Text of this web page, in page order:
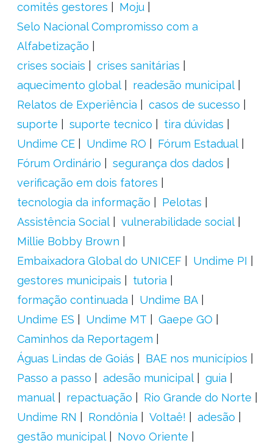
comitês gestores
Moju
Selo Nacional Compromisso com a
Alfabetização
crises sociais
crises sanitárias
aquecimento global
readesão municipal
Relatos de Experiência
casos de sucesso
suporte
suporte tecnico
tira dúvidas
Undime CE
Undime RO
Fórum Estadual
Fórum Ordinário
segurança dos dados
verificação em dois fatores
tecnologia da informação
Pelotas
Assistência Social
vulnerabilidade social
Millie Bobby Brown
Embaixadora Global do UNICEF
Undime PI
gestores municipais
tutoria
formação continuada
Undime BA
Undime ES
Undime MT
Gaepe GO
Caminhos da Reportagem
Águas Lindas de Goiás
BAE nos municípios
Passo a passo
adesão municipal
guia
manual
repactuação
Rio Grande do Norte
Undime RN
Rondônia Voltaê!
adesão
gestão municipal
Novo Oriente